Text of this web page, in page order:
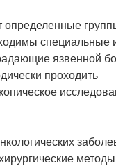
определенные
специальные
язвенной
проходить